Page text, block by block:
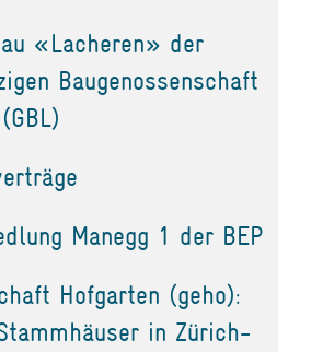
«Lacheren» der
Baugenossenschaft
Manegg 1 der BEP
Hofgarten (geho):
in Zürich-